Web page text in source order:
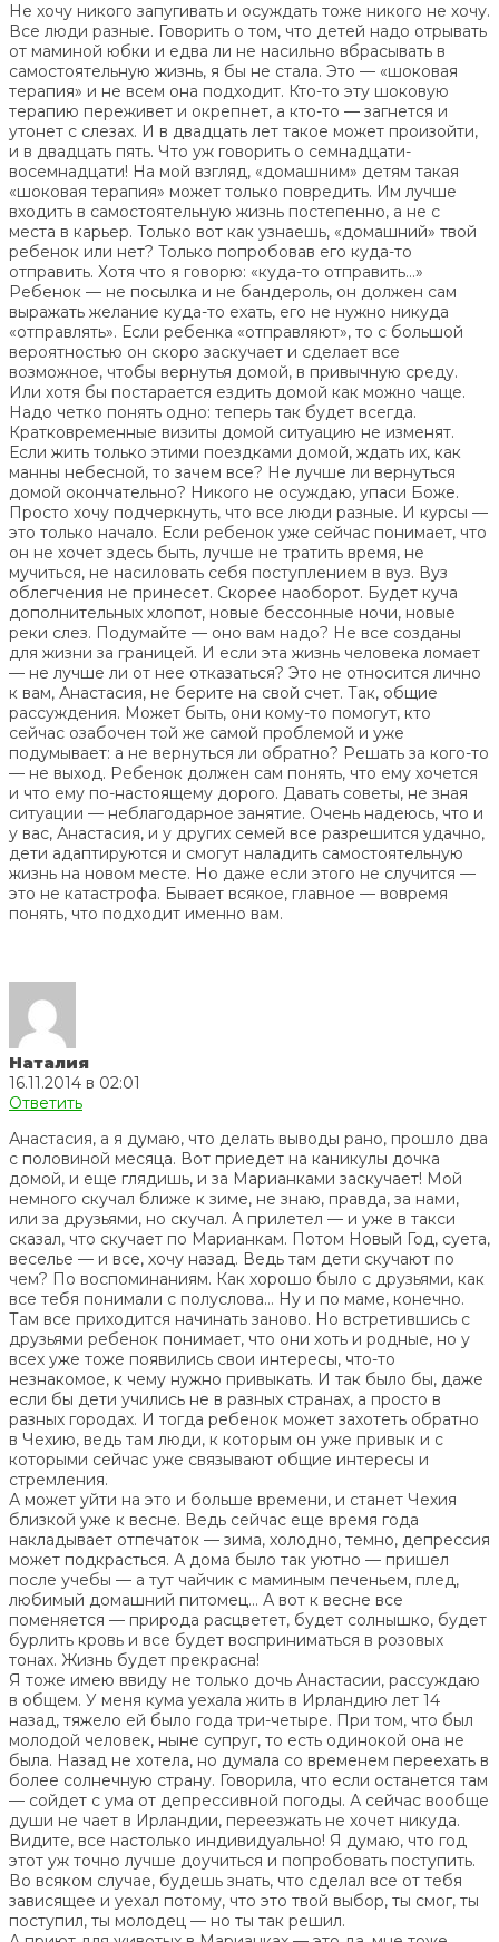
Не хочу никого запугивать и осуждать тоже никого не хочу.
Все люди разные. Говорить о том, что детей надо отрывать
от маминой юбки и едва ли не насильно вбрасывать в
самостоятельную жизнь, я бы не стала. Это — «шоковая
терапия» и не всем она подходит. Кто-то эту шоковую
терапию переживет и окрепнет, а кто-то — загнется и
утонет с слезах. И в двадцать лет такое может произойти,
и в двадцать пять. Что уж говорить о семнадцати-
восемнадцати! На мой взгляд, «домашним» детям такая
«шоковая терапия» может только повредить. Им лучше
входить в самостоятельную жизнь постепенно, а не с
места в карьер. Только вот как узнаешь, «домашний» твой
ребенок или нет? Только попробовав его куда-то
отправить. Хотя что я говорю: «куда-то отправить…»
Ребенок — не посылка и не бандероль, он должен сам
выражать желание куда-то ехать, его не нужно никуда
«отправлять». Если ребенка «отправляют», то с большой
вероятностью он скоро заскучает и сделает все
возможное, чтобы вернутья домой, в привычную среду.
Или хотя бы постарается ездить домой как можно чаще.
Надо четко понять одно: теперь так будет всегда.
Кратковременные визиты домой ситуацию не изменят.
Если жить только этими поездками домой, ждать их, как
манны небесной, то зачем все? Не лучше ли вернуться
домой окончательно? Никого не осуждаю, упаси Боже.
Просто хочу подчеркнуть, что все люди разные. И курсы —
это только начало. Если ребенок уже сейчас понимает, что
он не хочет здесь быть, лучше не тратить время, не
мучиться, не насиловать себя поступлением в вуз. Вуз
облегчения не принесет. Скорее наоборот. Будет куча
дополнительных хлопот, новые бессонные ночи, новые
реки слез. Подумайте — оно вам надо? Не все созданы
для жизни за границей. И если эта жизнь человека ломает
— не лучше ли от нее отказаться? Это не относится лично
к вам, Анастасия, не берите на свой счет. Так, общие
рассуждения. Может быть, они кому-то помогут, кто
сейчас озабочен той же самой проблемой и уже
подумывает: а не вернуться ли обратно? Решать за кого-то
— не выход. Ребенок должен сам понять, что ему хочется
и что ему по-настоящему дорого. Давать советы, не зная
ситуации — неблагодарное занятие. Очень надеюсь, что и
у вас, Анастасия, и у других семей все разрешится удачно,
дети адаптируются и смогут наладить самостоятельную
жизнь на новом месте. Но даже если этого не случится —
это не катастрофа. Бывает всякое, главное — вовремя
понять, что подходит именно вам.
Наталия
16.11.2014 в 02:01
Ответить
Анастасия, а я думаю, что делать выводы рано, прошло два
с половиной месяца. Вот приедет на каникулы дочка
домой, и еще глядишь, и за Марианками заскучает! Мой
немного скучал ближе к зиме, не знаю, правда, за нами,
или за друзьями, но скучал. А прилетел — и уже в такси
сказал, что скучает по Марианкам. Потом Новый Год, суета,
веселье — и все, хочу назад. Ведь там дети скучают по
чем? По воспоминаниям. Как хорошо было с друзьями, как
все тебя понимали с полуслова… Ну и по маме, конечно.
Там все приходится начинать заново. Но встретившись с
друзьями ребенок понимает, что они хоть и родные, но у
всех уже тоже появились свои интересы, что-то
незнакомое, к чему нужно привыкать. И так было бы, даже
если бы дети учились не в разных странах, а просто в
разных городах. И тогда ребенок может захотеть обратно
в Чехию, ведь там люди, к которым он уже привык и с
которыми сейчас уже связывают общие интересы и
стремления.
А может уйти на это и больше времени, и станет Чехия
близкой уже к весне. Ведь сейчас еще время года
накладывает отпечаток — зима, холодно, темно, депрессия
может подкрасться. А дома было так уютно — пришел
после учебы — а тут чайчик с маминым печеньем, плед,
любимый домашний питомец… А вот к весне все
поменяется — природа расцветет, будет солнышко, будет
бурлить кровь и все будет восприниматься в розовых
тонах. Жизнь будет прекрасна!
Я тоже имею ввиду не только дочь Анастасии, рассуждаю
в общем. У меня кума уехала жить в Ирландию лет 14
назад, тяжело ей было года три-четыре. При том, что был
молодой человек, ныне супруг, то есть одинокой она не
была. Назад не хотела, но думала со временем переехать в
более солнечную страну. Говорила, что если останется там
— сойдет с ума от депрессивной погоды. А сейчас вообще
души не чает в Ирландии, переезжать не хочет никуда.
Видите, все настолько индивидуально! Я думаю, что год
этот уж точно лучше доучиться и попробовать поступить.
Во всяком случае, будешь знать, что сделал все от тебя
зависящее и уехал потому, что это твой выбор, ты смог, ты
поступил, ты молодец — но ты так решил.